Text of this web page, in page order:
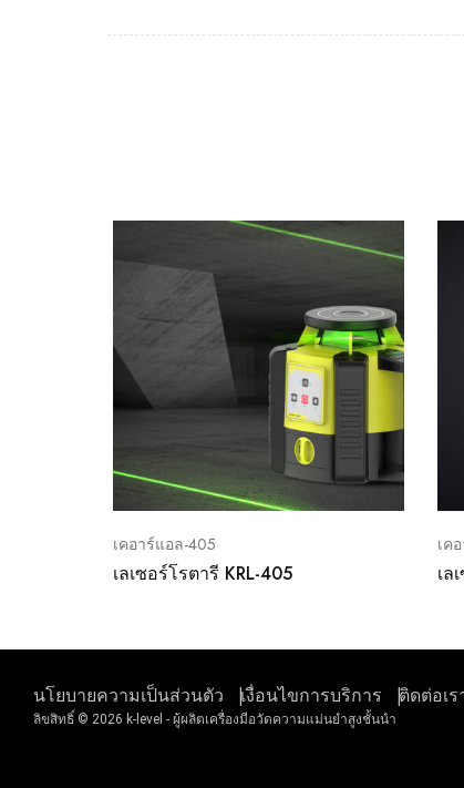
เคอาร์แอล-405
เลเซอร์โรตารี KRL-405
เค
เล
นโยบายความเป็นส่วนตัว เงื่อนไขการบริการ ติดต่อเร
ลิขสิทธิ์ © 2026 k-level - ผู้ผลิตเครื่องมือวัดความแม่นยำสูงชั้นนำ